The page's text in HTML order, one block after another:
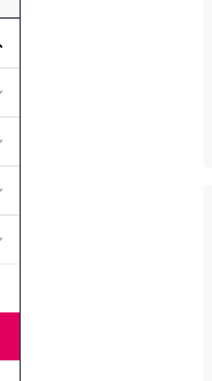
Undermeny för Om
Undermeny för Kontakt
Undermeny för Jobba hos
Undermeny för Organisation
Undermeny för Vision och